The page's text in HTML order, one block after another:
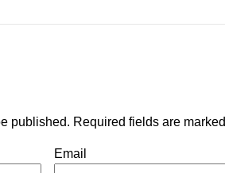
published. Required fields are marked
Email